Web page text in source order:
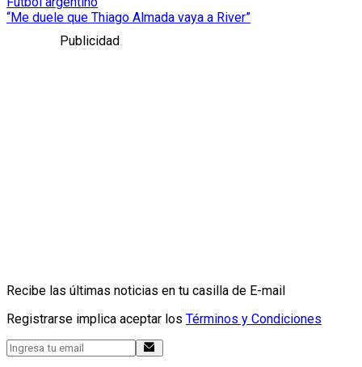
“Me duele que Thiago Almada vaya a River”
Publicidad
Recibe las últimas noticias en tu casilla de E-mail
Registrarse implica aceptar los Términos y Condiciones